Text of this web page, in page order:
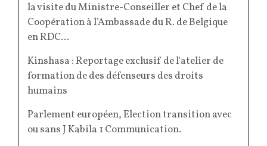
la visite du Ministre-Conseiller et Chef de la
Coopération à l’Ambassade du R. de Belgique
en RDC...
Kinshasa : Reportage exclusif de l'atelier de
formation de des défenseurs des droits
humains
Parlement européen, Election transition avec
ou sans J Kabila 1 Communication.